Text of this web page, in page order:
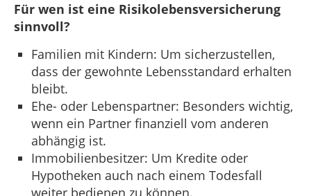
Für wen ist eine Risikolebensversicherung
sinnvoll?
Familien mit Kindern: Um sicherzustellen,
dass der gewohnte Lebensstandard erhalten
bleibt.
Ehe- oder Lebenspartner: Besonders wichtig,
wenn ein Partner finanziell vom anderen
abhängig ist.
Immobilienbesitzer: Um Kredite oder
Hypotheken auch nach einem Todesfall
weiter bedienen zu können.